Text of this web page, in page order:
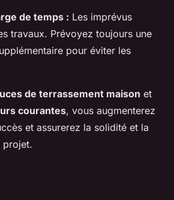
de temps : Les imprévus
travaux. Prévoyez toujours une
pour éviter les
de terrassement maison et
courantes, vous augmenterez
et assurerez la solidité et la
projet.